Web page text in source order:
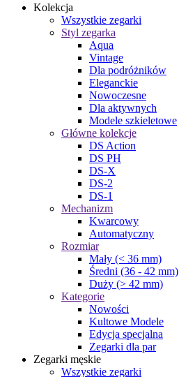
Kolekcja
Wszystkie zegarki
Styl zegarka
Aqua
Vintage
Dla podróżników
Eleganckie
Nowoczesne
Dla aktywnych
Modele szkieletowe
Główne kolekcje
DS Action
DS PH
DS-X
DS-2
DS-1
Mechanizm
Kwarcowy
Automatyczny
Rozmiar
Mały (< 36 mm)
Średni (36 - 42 mm)
Duży (> 42 mm)
Kategorie
Nowości
Kultowe Modele
Edycja specjalna
Zegarki dla par
Zegarki męskie
Wszystkie zegarki